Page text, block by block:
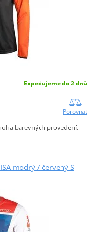
Expedujeme do 2 dnů
Porovnat
barevných provedení.
modrý / červený S